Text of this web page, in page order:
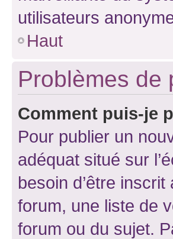
utilisateurs
Haut
Problèmes de
Comment puis-je
Pour publier un
adéquat situé sur
besoin d’être
forum, une liste de
forum ou du sujet.